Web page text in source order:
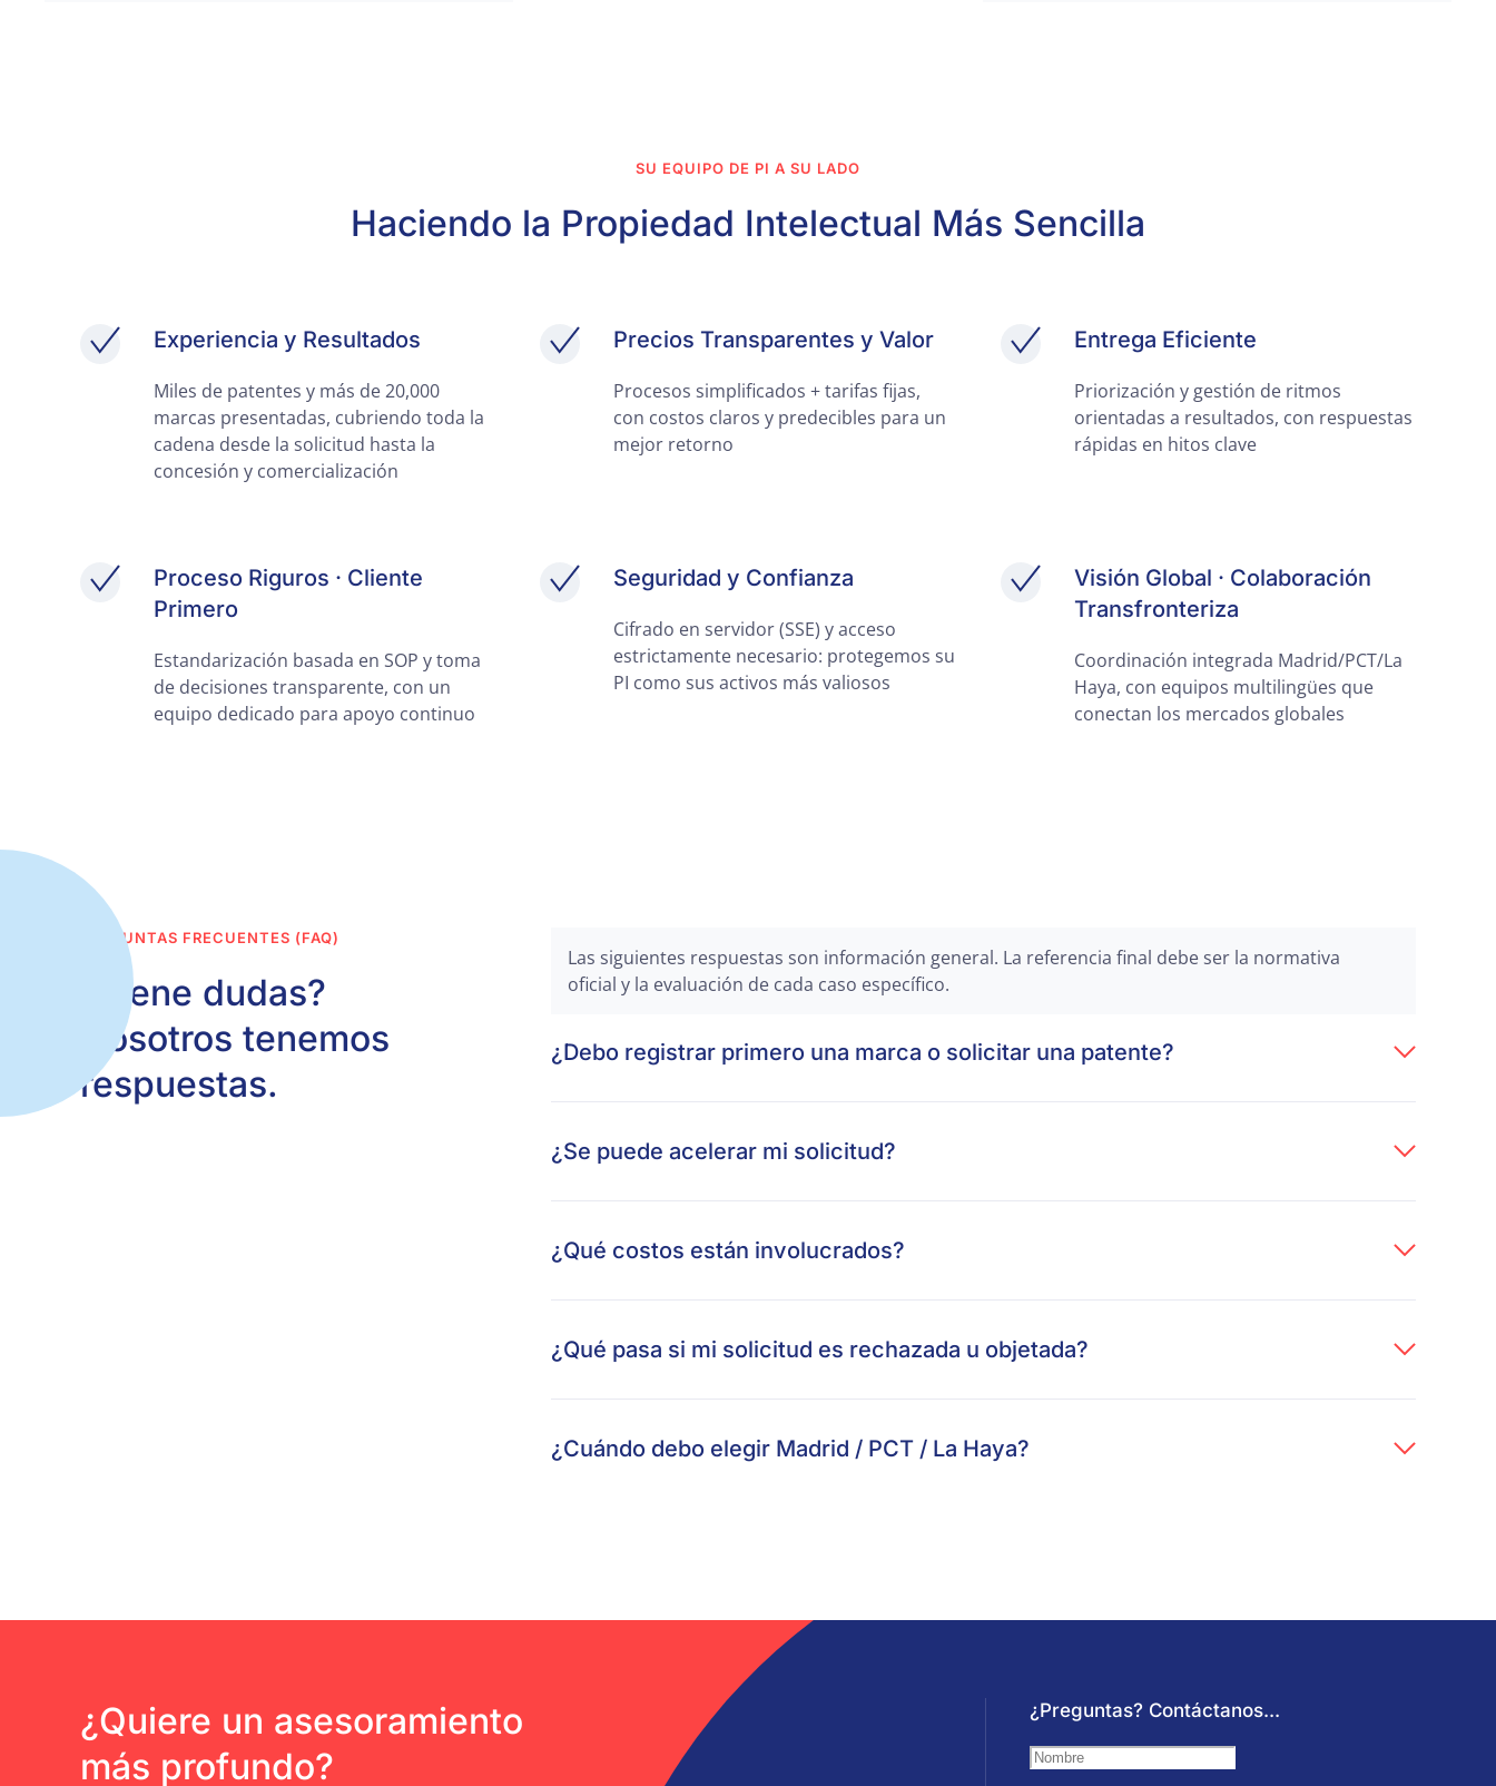
SU EQUIPO DE PI A SU LADO
Haciendo la Propiedad Intelectual Más Sencilla
Experiencia y Resultados
Miles de patentes y más de 20,000
marcas presentadas, cubriendo toda la
cadena desde la solicitud hasta la
concesión y comercialización
Precios Transparentes y Valor
Procesos simplificados + tarifas fijas,
con costos claros y predecibles para un
mejor retorno
Entrega Eficiente
Priorización y gestión de ritmos
orientadas a resultados, con respuestas
rápidas en hitos clave
Proceso Riguros · Cliente
Primero
Estandarización basada en SOP y toma
de decisiones transparente, con un
equipo dedicado para apoyo continuo
Seguridad y Confianza
Cifrado en servidor (SSE) y acceso
estrictamente necesario: protegemos su
PI como sus activos más valiosos
Visión Global · Colaboración
Transfronteriza
Coordinación integrada Madrid/PCT/La
Haya, con equipos multilingües que
conectan los mercados globales
PREGUNTAS FRECUENTES (FAQ)
¿Tiene dudas?
Nosotros tenemos
respuestas.
Las siguientes respuestas son información general. La referencia final debe ser la normativa
oficial y la evaluación de cada caso específico.
¿Debo registrar primero una marca o solicitar una patente?
¿Se puede acelerar mi solicitud?
¿Qué costos están involucrados?
¿Qué pasa si mi solicitud es rechazada u objetada?
¿Cuándo debo elegir Madrid / PCT / La Haya?
¿Quiere un asesoramiento
más profundo?
¿Preguntas? Contáctanos...